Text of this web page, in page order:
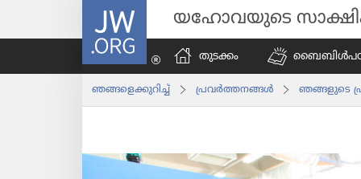
JW.ORG യഹോവയുടെ
തുടക്കം
ഞങ്ങളെ​ക്കു​റിച്ച്‌ പ്രവർത്തനങ്ങൾ ഞങ്ങളുടെ